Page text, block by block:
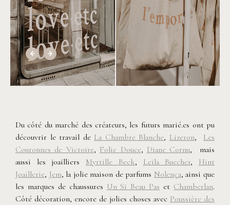
Du côté du marché des créateurs, les futurs marié.es ont pu
découvrir le travail de La Chambre Blanche, Lizeron, Les
Couronnes de Victoire, Folie Douce, Diane Cornu, mais
aussi les joailliers Myrtille Beck, Leila Buecher, Hint
Joaillerie, Jem, la jolie maison de parfums Nolença, ainsi que
les marques de chaussures Un Si Beau Pas et Chamberlan.
Côté décoration, encore de jolies choses avec Poussière des